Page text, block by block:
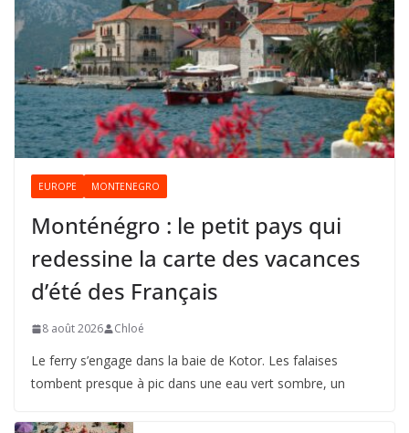
EUROPE MONTENEGRO
Monténégro : le petit pays qui
redessine la carte des vacances
d’été des Français
8 août 2026 Chloé
Le ferry s’engage dans la baie de Kotor. Les falaises
tombent presque à pic dans une eau vert sombre, un